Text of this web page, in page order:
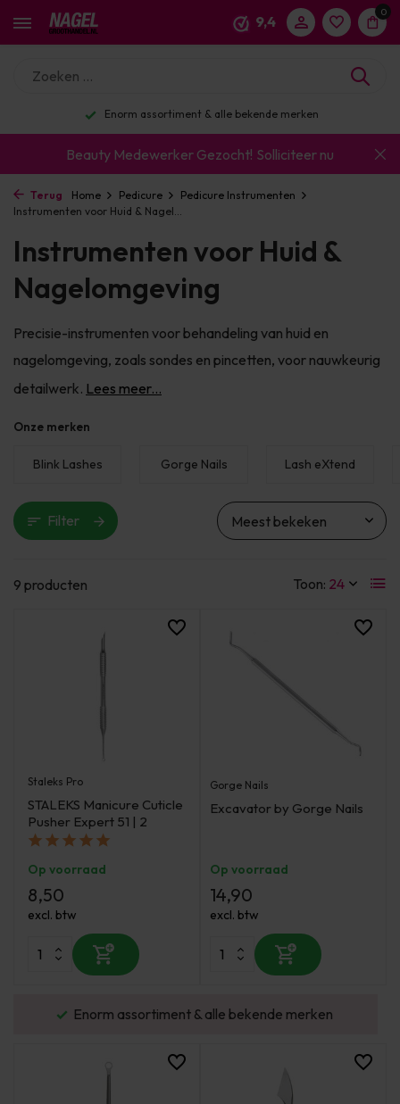
9,4
0
Enorm assortiment & alle bekende merken
Beauty Medewerker Gezocht! Solliciteer nu
Terug Home Pedicure
Pedicure Instrumenten
Instrumenten voor Huid & Nagel...
Instrumenten voor Huid &
Nagelomgeving
Precisie-instrumenten voor behandeling van huid en
nagelomgeving, zoals sondes en pincetten, voor nauwkeurig
detailwerk. Lees meer...
Onze merken
Blink Lashes Gorge Nails Lash eXtend
Filter
9 producten Toon:
Staleks Pro
STALEKS Manicure Cuticle
Pusher Expert 51 | 2
Op voorraad
8,50
excl. btw
Gorge Nails
Excavator by Gorge Nails
Op voorraad
14,90
excl. btw
Enorm assortiment & alle bekende merken